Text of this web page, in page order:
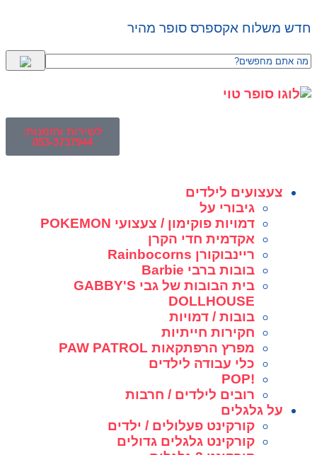
חדש משלוח אקספרס סופר מהיר
לשירות והזמנות:
053-3737944
צעצועים לילדים
גיבורי על
דמויות פוקימון / צעצועי POKEMON
אקדמית חדי הקרן
ריינבוקורן Rainbocorns
בובות ברבי Barbie
בית הבובות של גבי GABBY'S
DOLLHOUSE
בובות / דמויות
חקירות חייתיות
מפרץ הרפתקאות PAW PATROL
כלי עבודה לילדים
!POP
רובים לילדים / חרבות
על גלגלים
קורקינט פעלולים / ילדים
קורקינט גלגלים גדולים